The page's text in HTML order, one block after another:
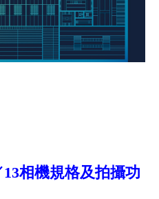
相機規格及拍攝功